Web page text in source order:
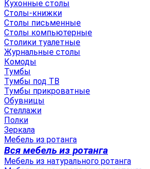
Кухонные столы
Столы-книжки
Столы письменные
Столы компьютерные
Столики туалетные
Журнальные столы
Комоды
Тумбы
Тумбы под ТВ
Тумбы прикроватные
Обувницы
Стеллажи
Полки
Зеркала
Мебель из ротанга
Вся мебель из ротанга
Мебель из натурального ротанга